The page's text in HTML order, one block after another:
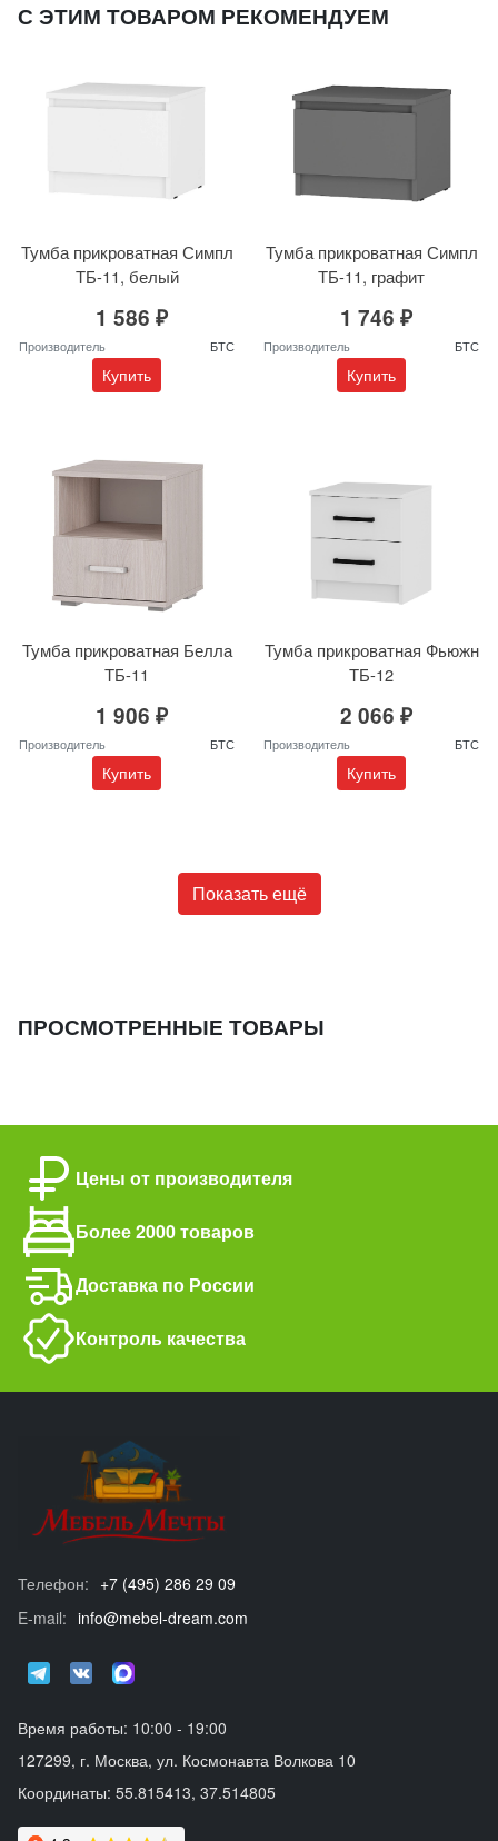
С ЭТИМ ТОВАРОМ РЕКОМЕНДУЕМ
Тумба прикроватная Симпл
ТБ-11, белый
1 586 ₽
Производитель БТС
Купить
Тумба прикроватная Симпл
ТБ-11, графит
1 746 ₽
Производитель БТС
Купить
Тумба прикроватная Белла
ТБ-11
1 906 ₽
Производитель БТС
Купить
Тумба прикроватная Фьюжн
ТБ-12
2 066 ₽
Производитель БТС
Купить
Показать ещё
ПРОСМОТРЕННЫЕ ТОВАРЫ
Цены от производителя
Более 2000 товаров
Доставка по России
Контроль качества
Телефон: +7 (495) 286 29 09
E-mail: info@mebel-dream.com
Время работы: 10:00 - 19:00
127299, г. Москва, ул. Космонавта Волкова 10
Координаты: 55.815413, 37.514805